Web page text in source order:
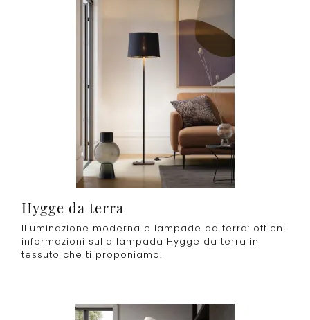
Hygge da terra
Illuminazione moderna e lampade da terra: ottieni
informazioni sulla lampada Hygge da terra in
tessuto che ti proponiamo.